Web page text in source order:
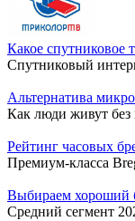
Какое спутниковое
Спутниковый
Альтернатива
Как люди живут без
Рейтинг часовых
Премиум-класса
Выбираем хороший
Средний сегмент